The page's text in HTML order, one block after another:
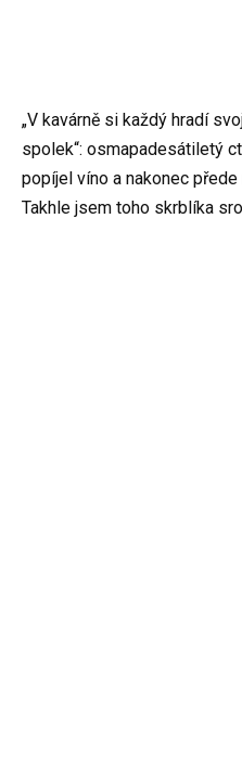
„V kavárně si každý hradí
spolek“: osmapadesátiletý
popíjel víno a nakonec
Takhle jsem toho skrblíka